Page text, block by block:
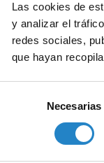
Las cookies de
y analizar el
redes sociales,
que hayan
consentimiento
Necesarias